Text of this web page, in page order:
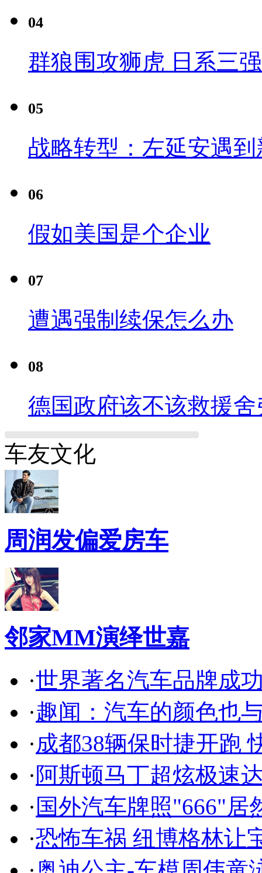
04
群狼围攻狮虎 日系三
05
战略转型：左延安遇
06
假如美国是个企业
07
遭遇强制续保怎么办
08
德国政府该不该救援舍
车友文化
周润发偏爱房车
邻家MM演绎世嘉
·世界著名汽车品牌成
·趣闻：汽车的颜色也
·成都38辆保时捷开跑
·阿斯顿马丁超炫极速
· 国外汽车牌照"666"居
·恐怖车祸 纽博格林让